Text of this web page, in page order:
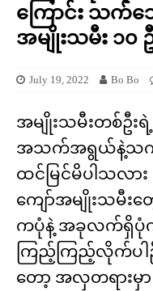
ကြောင်း သက်
အမျိုးသမီး ၁၀
July 19, 2022 Bo Bo
အမျိုးသမီးတစ်ဦ
အသက်အရွယ်နဲ့သ
ထင်မြင်မိပါသလား
ကျော်အမျိုးသမီးတွ
ကပုံနဲ့ အခုလက်ရှိပုံ
ကြည့်ကြည့်လိုက်ပါ
တော့ အလှတရာ